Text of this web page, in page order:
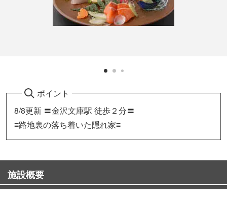
ポイント
8/8更新 〓金沢文庫駅 徒歩２分〓
≡路地裏の落ち着いた隠れ家≡
施設概要